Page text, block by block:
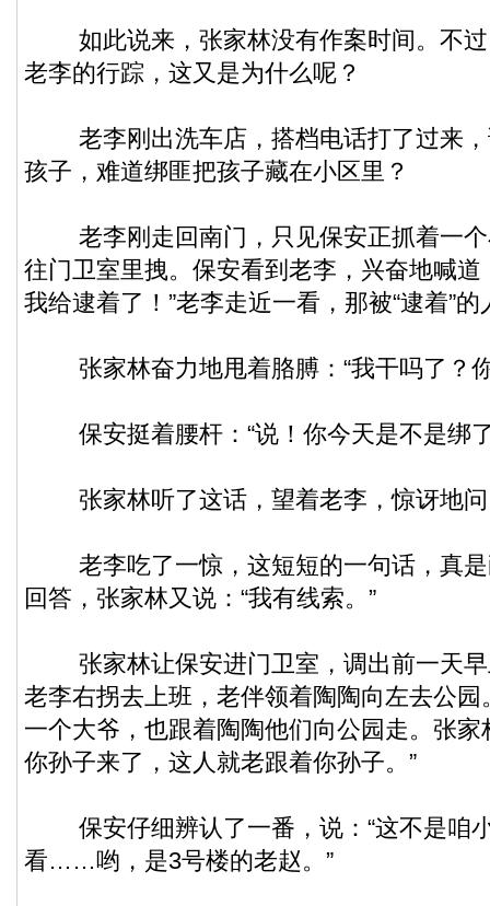
如此说来，张家林没有作案时间。不过
老李的行踪，这又是为什么呢？
老李刚出洗车店，搭档电话打了过来，
孩子，难道绑匪把孩子藏在小区里？
老李刚走回南门，只见保安正抓着一个
往门卫室里拽。保安看到老李，兴奋地喊道
我给逮着了！”老李走近一看，那被“逮着”
张家林奋力地甩着胳膊：“我干吗了？
保安挺着腰杆：“说！你今天是不是绑
张家林听了这话，望着老李，惊讶地问
老李吃了一惊，这短短的一句话，真是
回答，张家林又说：“我有线索。”
张家林让保安进门卫室，调出前一天早
老李右拐去上班，老伴领着陶陶向左去公
一个大爷，也跟着陶陶他们向公园走。张家
你孙子来了，这人就老跟着你孙子。”
保安仔细辨认了一番，说：“这不是咱
看……哟，是3号楼的老赵。”